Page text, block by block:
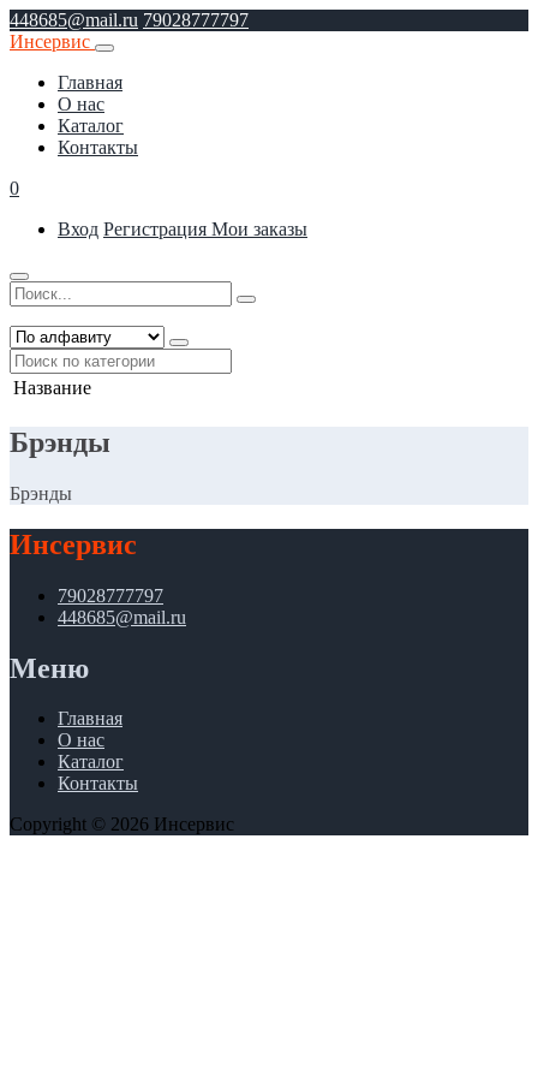
448685@mail.ru 79028777797
Инсервис
Главная
О нас
Каталог
Контакты
0
Вход Регистрация Мои заказы
Название
Брэнды
Брэнды
Инсервис
79028777797
448685@mail.ru
Меню
Главная
О нас
Каталог
Контакты
Copyright © 2026 Инсервис